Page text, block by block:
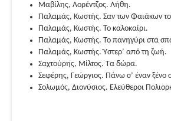
Μαβίλης, Λορέντζος. Λήθη.
Παλαμάς, Κωστής. Σαν των Φαιάκων
Παλαμάς, Κωστής. Το καλοκαίρι.
Παλαμάς, Κωστής. Το πανηγύρι στα
Παλαμάς, Κωστής. Ύστερ’ από τη ζωή.
Σαχτούρης, Μίλτος. Τα δώρα.
Σεφέρης, Γεώργιος. Πάνω σ’ έναν ξένο
Σολωμός, Διονύσιος. Ελεύθεροι